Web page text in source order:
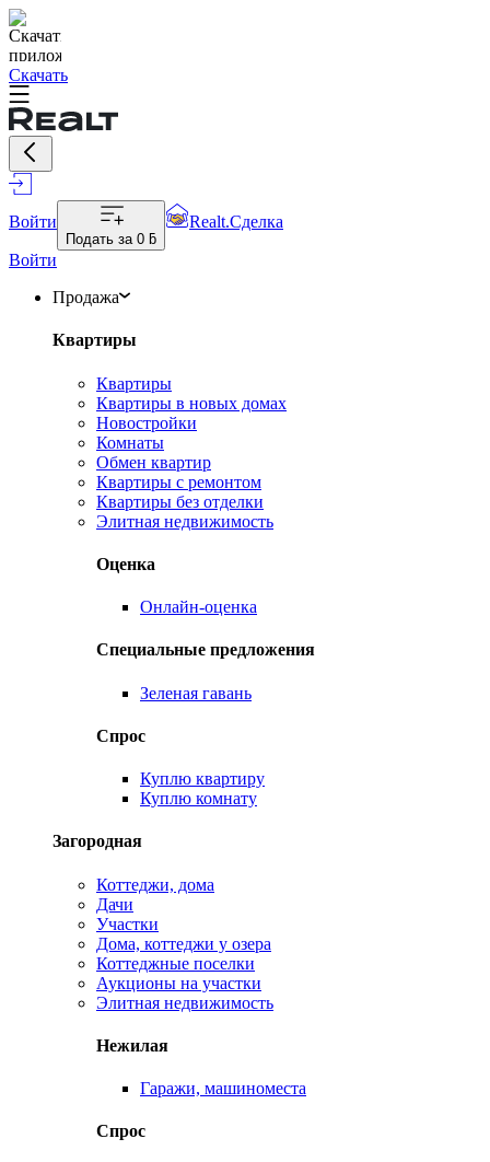
Скачать
Войти
Подать за 0 ƃ
Realt.Сделка
Войти
Продажа
Квартиры
Квартиры
Квартиры в новых домах
Новостройки
Комнаты
Обмен квартир
Квартиры с ремонтом
Квартиры без отделки
Элитная недвижимость
Оценка
Онлайн-оценка
Специальные предложения
Зеленая гавань
Спрос
Куплю квартиру
Куплю комнату
Загородная
Коттеджи, дома
Дачи
Участки
Дома, коттеджи у озера
Коттеджные поселки
Аукционы на участки
Элитная недвижимость
Нежилая
Гаражи, машиноместа
Спрос